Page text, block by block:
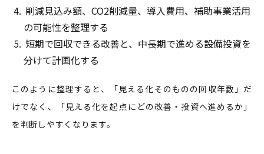
削減見込み額、CO2削減量、導入費用、補助事業活用
の可能性を整理する
短期で回収できる改善と、中長期で進める設備投資を
分けて計画化する
このように整理すると、「見える化そのものの回収年数」だ
けでなく、「見える化を起点にどの改善・投資へ進めるか」
を判断しやすくなります。